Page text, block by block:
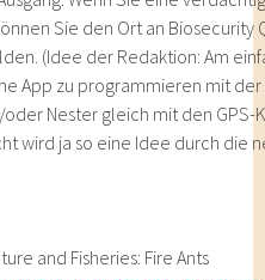
Sie den Ort an Biosecurity
(Idee der Redaktion: Am
App zu programmieren mit
Nester gleich mit den GPS-
wird ja so eine Idee durch die
and Fisheries: Fire Ants